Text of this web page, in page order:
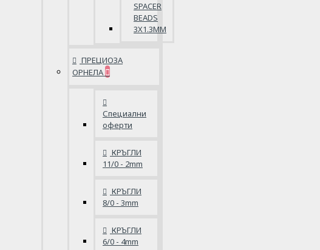
SPACER
BEADS
3X1.3MM
ПРЕЦИОЗА
ОРНЕЛА
Специални
оферти
КРЪГЛИ
11/0 - 2mm
КРЪГЛИ
8/0 - 3mm
КРЪГЛИ
6/0 - 4mm